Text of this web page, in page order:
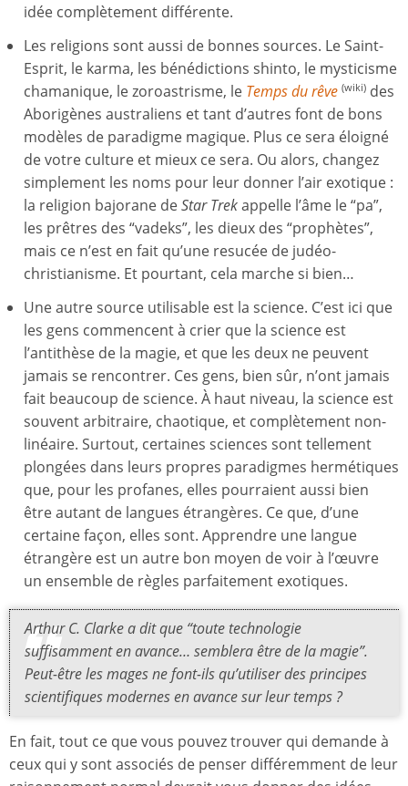
idée complètement différente.
Les religions sont aussi de bonnes sources. Le Saint-
Esprit, le karma, les bénédictions shinto, le mysticisme
chamanique, le zoroastrisme, le Temps du rêve (wiki) des
Aborigènes australiens et tant d’autres font de bons
modèles de paradigme magique. Plus ce sera éloigné
de votre culture et mieux ce sera. Ou alors, changez
simplement les noms pour leur donner l’air exotique :
la religion bajorane deStar Trekappelle l’âme le “pa”,
les prêtres des “vadeks”, les dieux des “prophètes”,
mais ce n’est en fait qu’une resucée de judéo-
christianisme. Et pourtant, cela marche si bien…
Une autre source utilisable est la science. C’est ici que
les gens commencent à crier que la science est
l’antithèse de la magie, et que les deux ne peuvent
jamais se rencontrer. Ces gens, bien sûr, n’ont jamais
fait beaucoup de science. À haut niveau, la science est
souvent arbitraire, chaotique, et complètement non-
linéaire. Surtout, certaines sciences sont tellement
plongées dans leurs propres paradigmes hermétiques
que, pour les profanes, elles pourraient aussi bien
être autant de langues étrangères. Ce que, d’une
certaine façon, elles sont. Apprendre une langue
étrangère est un autre bon moyen de voir à l’œuvre
un ensemble de règles parfaitement exotiques.
Arthur C. Clarke a dit que “toute technologie
suffisamment en avance… semblera être de la magie”.
Peut-être les mages ne font-ils qu’utiliser des principes
scientifiques modernes en avance sur leur temps ?
En fait, tout ce que vous pouvez trouver qui demande à
ceux qui y sont associés de penser différemment de leur